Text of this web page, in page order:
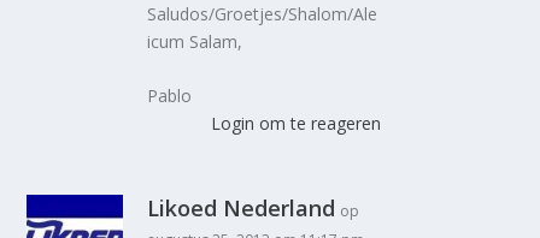
Saludos/Groetjes/Shalom/Ale
icum Salam,
Pablo
Login om te reageren
Likoed Nederland op